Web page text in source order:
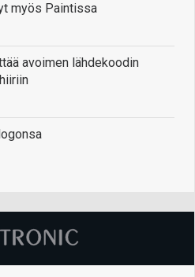
myös Paintissa
avoimen lähdekoodin